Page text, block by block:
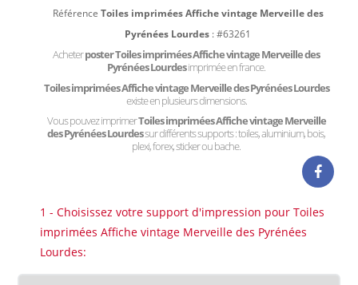
Référence Toiles imprimées Affiche vintage Merveille des
Pyrénées Lourdes : #63261
Acheterposter Toiles imprimées Affiche vintage Merveille des
Pyrénées Lourdesimprimée en france.
Toiles imprimées Affiche vintage Merveille des Pyrénées Lourdes
existe en plusieurs dimensions.
Vous pouvez imprimerToiles imprimées Affiche vintage Merveille
des Pyrénées Lourdessur différents supports : toiles, aluminium, bois,
plexi, forex, sticker ou bache.
1 - Choisissez votre support d'impression pour Toiles
imprimées Affiche vintage Merveille des Pyrénées
Lourdes: